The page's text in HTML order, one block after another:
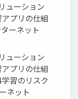
ューション
プリの仕組
ーネット
ューション
プリの仕組
習のリスク
ネット